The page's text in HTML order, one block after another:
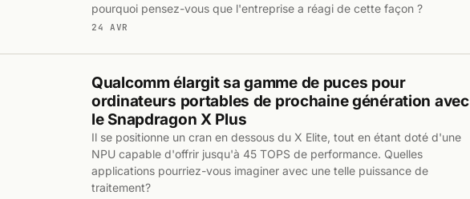
pourquoi pensez-vous que l'entreprise a réagi de cette façon ?
24 AVR
Qualcomm élargit sa gamme de puces pour
ordinateurs portables de prochaine génération avec
le Snapdragon X Plus
Il se positionne un cran en dessous du X Elite, tout en étant doté d'une
NPU capable d'offrir jusqu'à 45 TOPS de performance. Quelles
applications pourriez-vous imaginer avec une telle puissance de
traitement?